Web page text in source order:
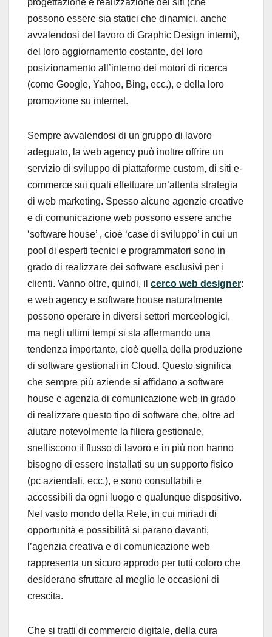
progettazione e realizzazione dei siti (che
possono essere sia statici che dinamici, anche
avvalendosi del lavoro di Graphic Design interni),
del loro aggiornamento costante, del loro
posizionamento all’interno dei motori di ricerca
(come Google, Yahoo, Bing, ecc.), e della loro
promozione su internet.
Sempre avvalendosi di un gruppo di lavoro
adeguato, la web agency può inoltre offrire un
servizio di sviluppo di piattaforme custom, di siti e-
commerce sui quali effettuare un’attenta strategia
di web marketing. Spesso alcune agenzie creative
e di comunicazione web possono essere anche
‘software house’ , cioè ‘case di sviluppo’ in cui un
pool di esperti tecnici e programmatori sono in
grado di realizzare dei software esclusivi per i
clienti. Vanno oltre, quindi, il cerco web designer:
e web agency e software house naturalmente
possono operare in diversi settori merceologici,
ma negli ultimi tempi si sta affermando una
tendenza importante, cioè quella della produzione
di software gestionali in Cloud. Questo significa
che sempre più aziende si affidano a software
house e agenzia di comunicazione web in grado
di realizzare questo tipo di software che, oltre ad
aiutare notevolmente la filiera gestionale,
snelliscono il flusso di lavoro e in più non hanno
bisogno di essere installati su un supporto fisico
(pc aziendali, ecc.), e sono consultabili e
accessibili da ogni luogo e qualunque dispositivo.
Nel vasto mondo della Rete, in cui miriadi di
opportunità e possibilità si parano davanti,
l’agenzia creativa e di comunicazione web
rappresenta un sicuro approdo per tutti coloro che
desiderano sfruttare al meglio le occasioni di
crescita.
Che si tratti di commercio digitale, della cura